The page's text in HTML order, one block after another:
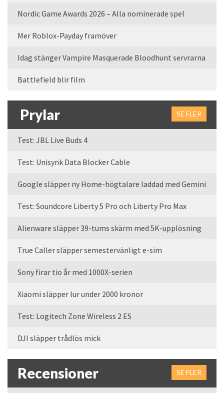
Nordic Game Awards 2026 – Alla nominerade spel
Mer Roblox-Payday framöver
Idag stänger Vampire Masquerade Bloodhunt servrarna
Battlefield blir film
Prylar SE FLER
Test: JBL Live Buds 4
Test: Unisynk Data Blocker Cable
Google släpper ny Home-högtalare laddad med Gemini
Test: Soundcore Liberty 5 Pro och Liberty Pro Max
Alienware släpper 39-tums skärm med 5K-upplösning
True Caller släpper semestervänligt e-sim
Sony firar tio år med 1000X-serien
Xiaomi släpper lur under 2000 kronor
Test: Logitech Zone Wireless 2 ES
DJI släpper trådlös mick
Recensioner SE FLER